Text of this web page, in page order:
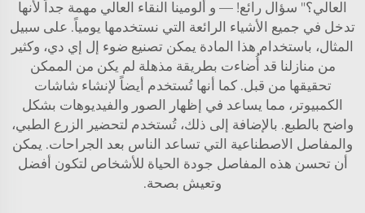
العالي؟" سؤال رائع! — و ألومينا النقاء العالي مهمة جداً لأنها
تدخل في جميع الأشياء الرائعة التي نستخدمها يومياً. على سبيل
المثال، باستخدام هذا المادة يمكن تصنيع ضوء إل إي دي، وكثير
من منازلنا قد أُضاءت بطريقة مذهلة لم يكن من الممكن
تحقيقها من قبل. كما أنها تُستخدم أيضاً لإنشاء شاشات
الكمبيوتر، مما يساعد في إظهار الصور والفيديوهات بشكل
واضح بالطبع. بالإضافة إلى ذلك، تُستخدم لتحضير الزرع الطبي،
والمفاصل الاصطناعية التي تساعد الناس بعد الجراحات. يمكن
أن تحسن هذه المفاصل جودة الحياة للأشخاص لتكون أفضل
وتعيش بصحة.